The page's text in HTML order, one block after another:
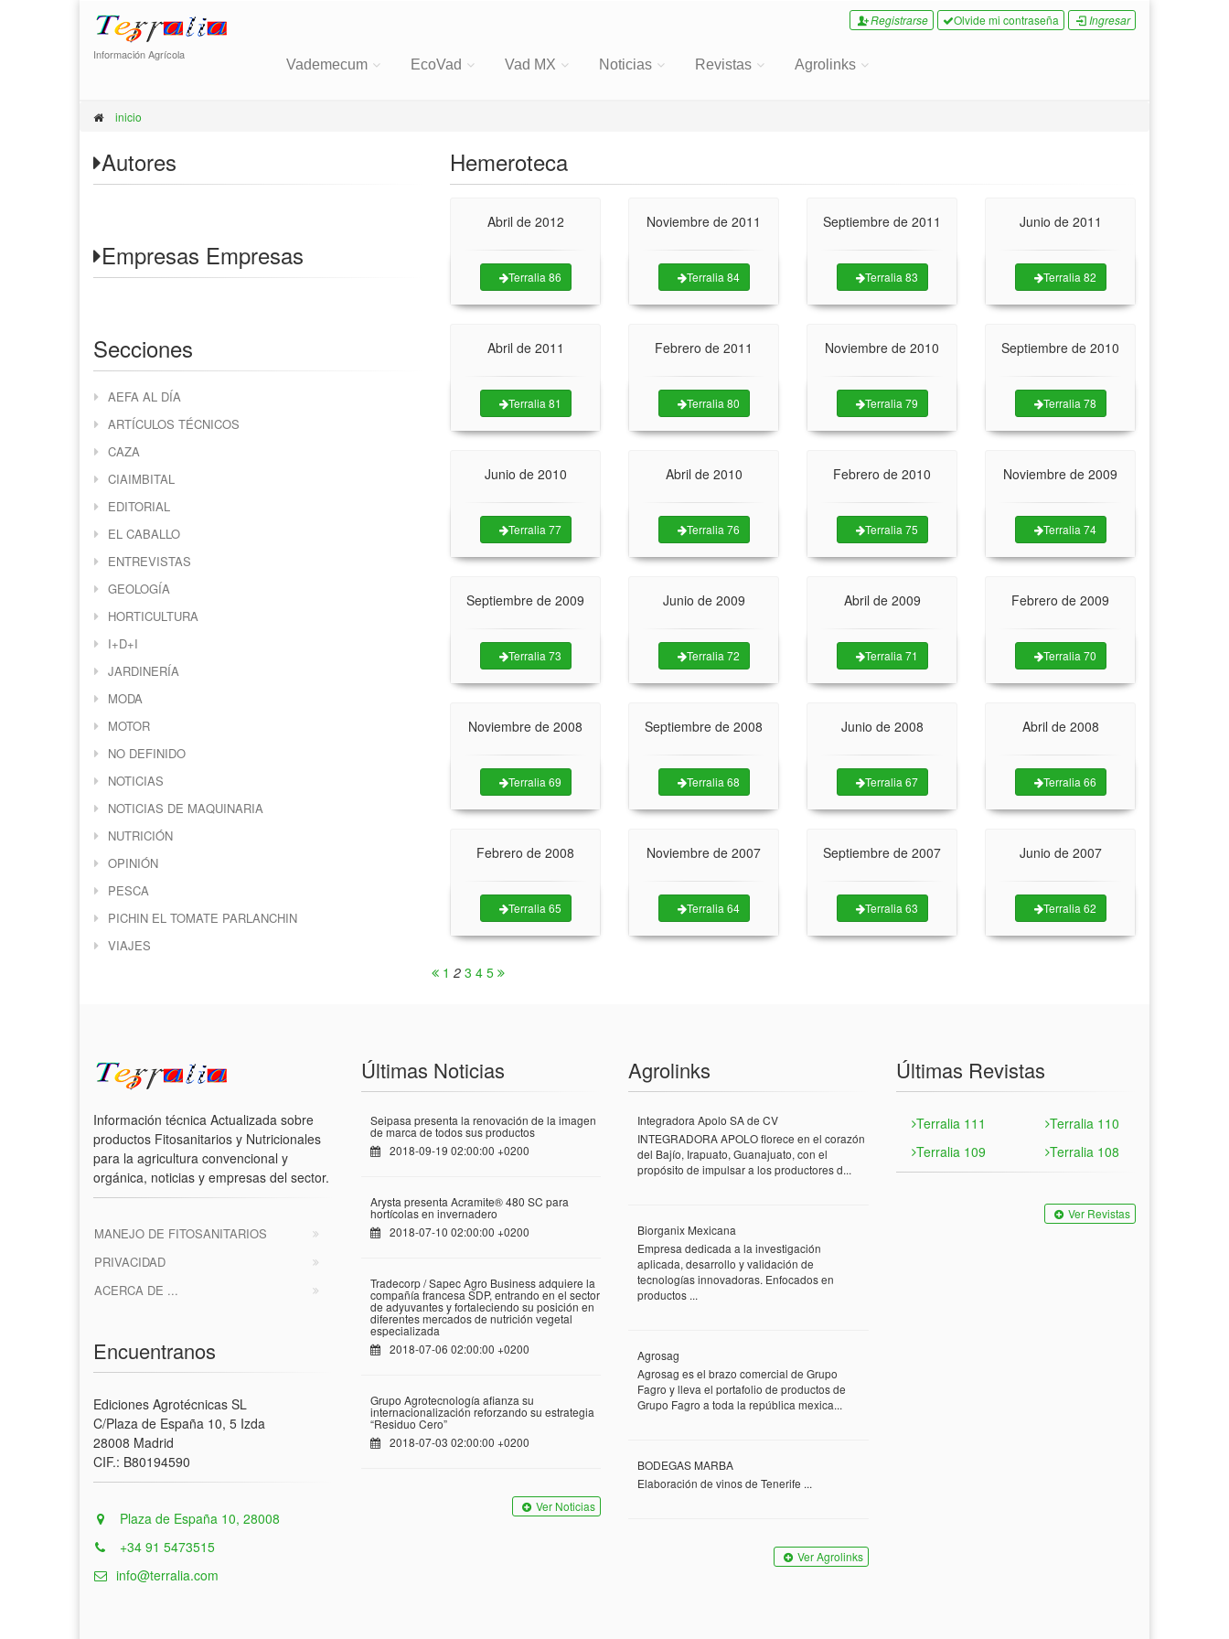
Información Agrícola
Registrarse Olvide mi contraseña Ingresar
Vademecum EcoVad Vad MX Noticias Revistas Agrolinks
inicio
Autores
Empresas Empresas
Secciones
AEFA AL DÍA
ARTÍCULOS TÉCNICOS
CAZA
CIAIMBITAL
EDITORIAL
EL CABALLO
ENTREVISTAS
GEOLOGÍA
HORTICULTURA
I+D+I
JARDINERÍA
MODA
MOTOR
NO DEFINIDO
NOTICIAS
NOTICIAS DE MAQUINARIA
NUTRICIÓN
OPINIÓN
PESCA
PICHIN EL TOMATE PARLANCHIN
VIAJES
Hemeroteca
Abril de 2012
Terralia 86
Noviembre de 2011
Terralia 84
Septiembre de 2011
Terralia 83
Junio de 2011
Terralia 82
Abril de 2011
Terralia 81
Febrero de 2011
Terralia 80
Noviembre de 2010
Terralia 79
Septiembre de 2010
Terralia 78
Junio de 2010
Terralia 77
Abril de 2010
Terralia 76
Febrero de 2010
Terralia 75
Noviembre de 2009
Terralia 74
Septiembre de 2009
Terralia 73
Junio de 2009
Terralia 72
Abril de 2009
Terralia 71
Febrero de 2009
Terralia 70
Noviembre de 2008
Terralia 69
Septiembre de 2008
Terralia 68
Junio de 2008
Terralia 67
Abril de 2008
Terralia 66
Febrero de 2008
Terralia 65
Noviembre de 2007
Terralia 64
Septiembre de 2007
Terralia 63
Junio de 2007
Terralia 62
1 2 3 4 5
Información técnica Actualizada sobre
productos Fitosanitarios y Nutricionales
para la agricultura convencional y
orgánica, noticias y empresas del sector.
MANEJO DE FITOSANITARIOS
PRIVACIDAD
ACERCA DE ...
Encuentranos
Ediciones Agrotécnicas SL
C/Plaza de España 10, 5 Izda
28008 Madrid
CIF.: B80194590
Plaza de España 10, 28008
+34 91 5473515
info@terralia.com
Últimas Noticias
Seipasa presenta la renovación de la imagen
de marca de todos sus productos
2018-09-19 02:00:00 +0200
Arysta presenta Acramite® 480 SC para
hortícolas en invernadero
2018-07-10 02:00:00 +0200
Tradecorp / Sapec Agro Business adquiere la
compañía francesa SDP, entrando en el sector
de adyuvantes y fortaleciendo su posición en
diferentes mercados de nutrición vegetal
especializada
2018-07-06 02:00:00 +0200
Grupo Agrotecnología afianza su
internacionalización reforzando su estrategia
“Residuo Cero”
2018-07-03 02:00:00 +0200
Ver Noticias
Agrolinks
Integradora Apolo SA de CV
INTEGRADORA APOLO florece en el corazón
del Bajío, Irapuato, Guanajuato, con el
propósito de impulsar a los productores d...
Biorganix Mexicana
Empresa dedicada a la investigación
aplicada, desarrollo y validación de
tecnologías innovadoras. Enfocados en
productos ...
Agrosag
Agrosag es el brazo comercial de Grupo
Fagro y lleva el portafolio de productos de
Grupo Fagro a toda la república mexica...
BODEGAS MARBA
Elaboración de vinos de Tenerife ...
Ver Agrolinks
Últimas Revistas
Terralia 111
Terralia 110
Terralia 109
Terralia 108
Ver Revistas